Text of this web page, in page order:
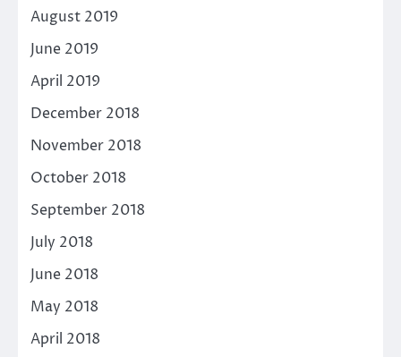
August 2019
June 2019
April 2019
December 2018
November 2018
October 2018
September 2018
July 2018
June 2018
May 2018
April 2018